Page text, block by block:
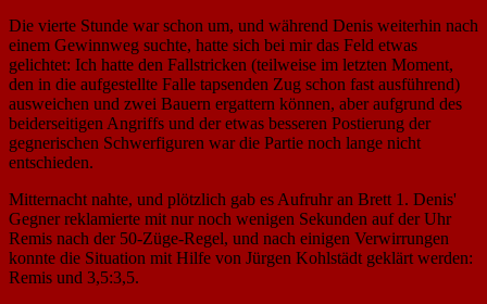
Die vierte Stunde war schon um, und während Denis weiterhin nach
einem Gewinnweg suchte, hatte sich bei mir das Feld etwas
gelichtet: Ich hatte den Fallstricken (teilweise im letzten Moment,
den in die aufgestellte Falle tapsenden Zug schon fast ausführend)
ausweichen und zwei Bauern ergattern können, aber aufgrund des
beiderseitigen Angriffs und der etwas besseren Postierung der
gegnerischen Schwerfiguren war die Partie noch lange nicht
entschieden.
Mitternacht nahte, und plötzlich gab es Aufruhr an Brett 1. Denis'
Gegner reklamierte mit nur noch wenigen Sekunden auf der Uhr
Remis nach der 50-Züge-Regel, und nach einigen Verwirrungen
konnte die Situation mit Hilfe von Jürgen Kohlstädt geklärt werden:
Remis und 3,5:3,5.